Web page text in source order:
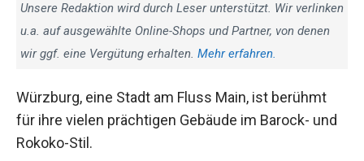
Unsere Redaktion wird durch Leser unterstützt. Wir verlinken
u.a. auf ausgewählte Online-Shops und Partner, von denen
wir ggf. eine Vergütung erhalten. Mehr erfahren.
Würzburg, eine Stadt am Fluss Main, ist berühmt
für ihre vielen prächtigen Gebäude im Barock- und
Rokoko-Stil.